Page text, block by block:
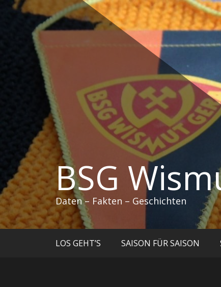
Zum
springen
BSG
Daten – Fakten – Geschichten
LOS GEHT’S SAISON FÜR SAISON